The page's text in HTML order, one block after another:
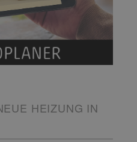
HEIZUNG IN